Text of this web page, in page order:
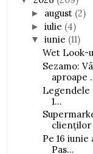
► august (2)
►iulie (4)
▼iunie (11)
Wet Look-
Sezamo:
aproape
Legendele
1...
clienților
Pe 16 iunie
Pas...